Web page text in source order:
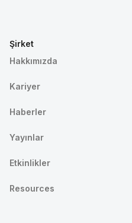
Şirket
Hakkımızda
Kariyer
Haberler
Yayınlar
Etkinlikler
Resources